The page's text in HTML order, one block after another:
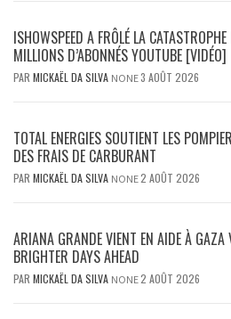
ISHOWSPEED A FRÔLÉ LA
MILLIONS D’ABONNÉS YOUTUBE [VIDÉO]
PAR MICKAËL DA SILVA NONE3 AOÛT 2026
TOTAL ENERGIES SOUTIENT LES
DES FRAIS DE CARBURANT
PAR MICKAËL DA SILVA NONE2 AOÛT 2026
ARIANA GRANDE VIENT EN AIDE À GAZA
BRIGHTER DAYS AHEAD
PAR MICKAËL DA SILVA NONE2 AOÛT 2026